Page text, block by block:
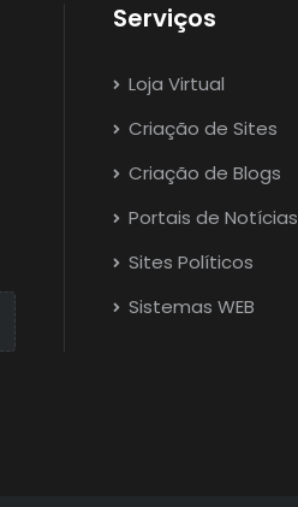
Serviços
Loja Virtual
Criação de Sites
Criação de Blogs
Portais de Notícias
Sites Políticos
Sistemas WEB